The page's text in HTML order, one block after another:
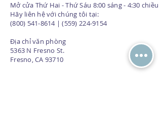
Mở cửa Thứ Hai - Thứ Sáu 8:00 sáng - 4:30 chiều
Hãy liên hệ với chúng tôi tại:
(800) 541-8614 | (559) 224-9154
Địa chỉ văn phòng
5363 N Fresno St.
Fresno, CA 93710